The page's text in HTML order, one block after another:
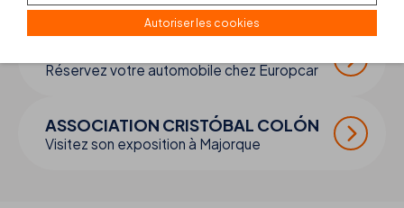
Réservez votre automobile chez Europcar
ASSOCIATION CRISTÓBAL COLÓN
Visitez son exposition à Majorque
Autoriser les cookies